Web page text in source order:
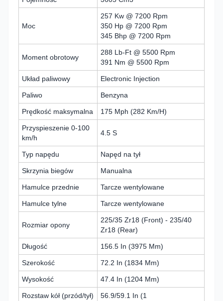
Moc
257 Kw @ 7200 Rpm
350 Hp @ 7200 Rpm
345 Bhp @ 7200 Rpm
Moment obrotowy
288 Lb-Ft @ 5500 Rpm
391 Nm @ 5500 Rpm
Układ paliwowy Electronic Injection
Paliwo Benzyna
Prędkość maksymalna 175 Mph (282 Km/H)
Przyspieszenie 0-100
km/h
4.5 S
Typ napędu Napęd na tył
Skrzynia biegów Manualna
Hamulce przednie Tarcze wentylowane
Hamulce tylne Tarcze wentylowane
Rozmiar opony
225/35 Zr18 (Front) - 235/40
Zr18 (Rear)
Długość 156.5 In (3975 Mm)
Szerokość 72.2 In (1834 Mm)
Wysokość 47.4 In (1204 Mm)
Rozstaw kół (przód/tył) 56.9/59.1 In (1